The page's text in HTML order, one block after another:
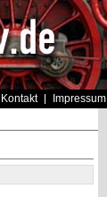
Kontakt Impressum